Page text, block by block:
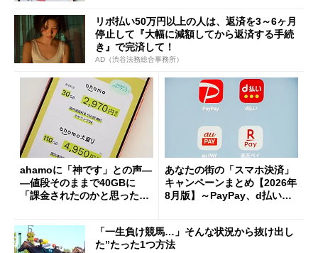
リボ払い50万円以上の人は、返済を3～6ヶ月
停止して『大幅に減額してから返済する手続
き』で完済して！
AD（渋谷法務総合事務所）
ahamoに「神です」との声―
―値段そのままで40GBに
「課金されたのかと思った」
あなたの街の「スマホ決済」
キャンペーンまとめ【2026年
8月版】～PayPay、d払い、a
「一生負け競馬…」そんな状況から抜け出し
た”たった1つ方法